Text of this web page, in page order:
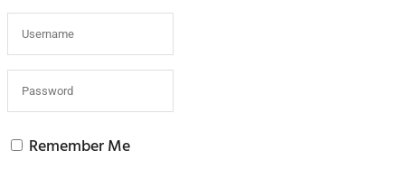
Remember Me